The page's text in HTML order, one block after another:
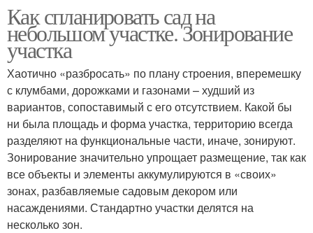
Как спланировать сад на
небольшом участке. Зонирование
участка
Хаотично «разбросать» по плану строения, вперемешку
с клумбами, дорожками и газонами – худший из
вариантов, сопоставимый с его отсутствием. Какой бы
ни была площадь и форма участка, территорию всегда
разделяют на функциональные части, иначе, зонируют.
Зонирование значительно упрощает размещение, так как
все объекты и элементы аккумулируются в «своих»
зонах, разбавляемые садовым декором или
насаждениями. Стандартно участки делятся на
несколько зон.